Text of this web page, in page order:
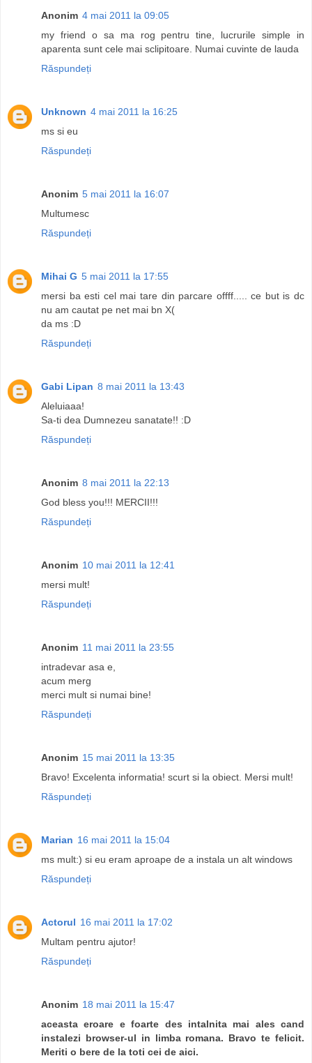
Anonim 4 mai 2011 la 09:05
my friend o sa ma rog pentru tine, lucrurile simple in
aparenta sunt cele mai sclipitoare. Numai cuvinte de lauda
Răspundeți
Unknown 4 mai 2011 la 16:25
ms si eu
Răspundeți
Anonim 5 mai 2011 la 16:07
Multumesc
Răspundeți
Mihai G 5 mai 2011 la 17:55
mersi ba esti cel mai tare din parcare offff..... ce but is dc
nu am cautat pe net mai bn X(
da ms :D
Răspundeți
Gabi Lipan 8 mai 2011 la 13:43
Aleluiaaa!
Sa-ti dea Dumnezeu sanatate!! :D
Răspundeți
Anonim 8 mai 2011 la 22:13
God bless you!!! MERCII!!!
Răspundeți
Anonim 10 mai 2011 la 12:41
mersi mult!
Răspundeți
Anonim 11 mai 2011 la 23:55
intradevar asa e,
acum merg
merci mult si numai bine!
Răspundeți
Anonim 15 mai 2011 la 13:35
Bravo! Excelenta informatia! scurt si la obiect. Mersi mult!
Răspundeți
Marian 16 mai 2011 la 15:04
ms mult:) si eu eram aproape de a instala un alt windows
Răspundeți
Actorul 16 mai 2011 la 17:02
Multam pentru ajutor!
Răspundeți
Anonim 18 mai 2011 la 15:47
aceasta eroare e foarte des intalnita mai ales cand
instalezi browser-ul in limba romana. Bravo te felicit.
Meriti o bere de la toti cei de aici.